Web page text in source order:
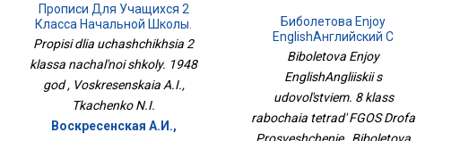
Прописи Для Учащихся 2
Класса Начальной Школы.
1948 Год
Propisi dlia uchashchikhsia 2
klassa nachal'noi shkoly. 1948
god , Voskresenskaia A.I.,
Tkachenko N.I.
Воскресенская А.И.,
Биболетова Enjoy
EnglishАнглийский С
Удовольствием. 8 Класс
Рабочая Тетрадь ФГОС
Дрофа Просвещение
Biboletova Enjoy
EnglishAngliiskii s
udovol'stviem. 8 klass
rabochaia tetrad' FGOS Drofa